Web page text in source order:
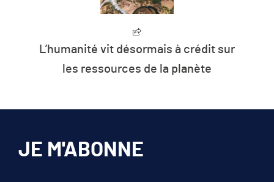
L’humanité vit désormais à crédit sur
les ressources de la planète
JE M'ABONNE